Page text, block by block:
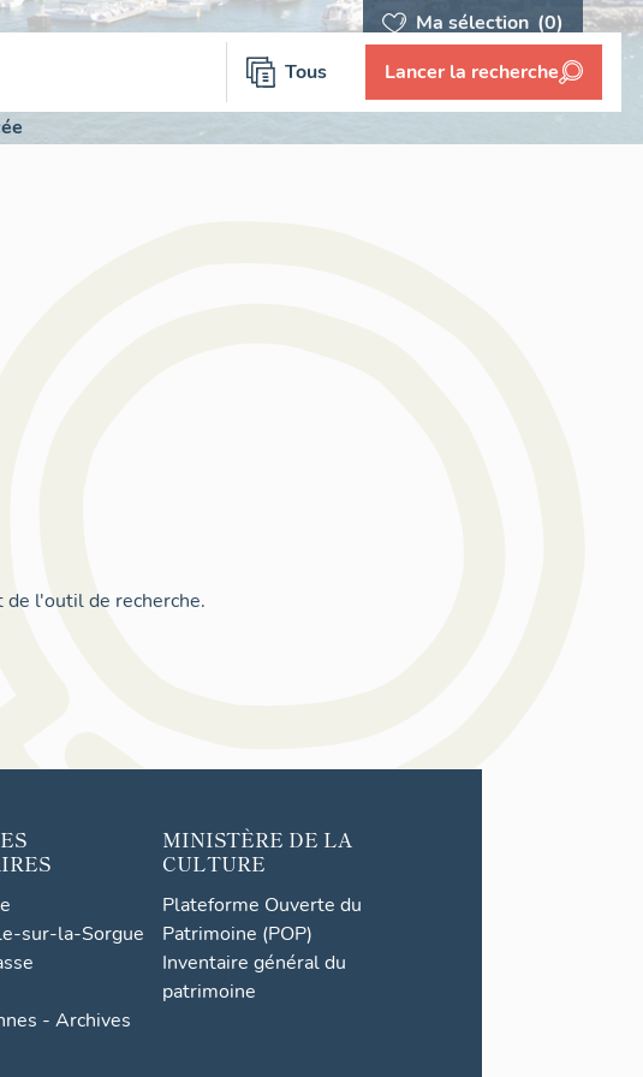
Ma sélection (0)
Tous Lancer la recherche
l'outil de recherche.
sur-la-Sorgue
- Archives
MINISTÈRE DE LA
CULTURE
Plateforme Ouverte du
Patrimoine (POP)
Inventaire général du
patrimoine